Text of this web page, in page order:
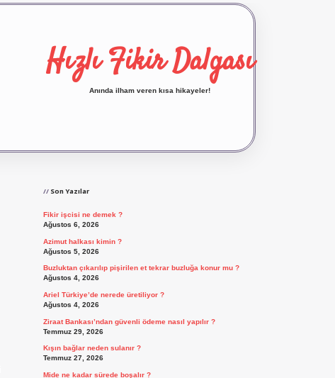
Hızlı Fikir Dalgası
Anında ilham veren kısa hikayeler!
Son Yazılar
Fikir işcisi ne demek ?
Ağustos 6, 2026
Azimut halkası kimin ?
Ağustos 5, 2026
Buzluktan çıkarılıp pişirilen et tekrar buzluğa konur mu ?
Ağustos 4, 2026
Ariel Türkiye’de nerede üretiliyor ?
Ağustos 4, 2026
Ziraat Bankası’ndan güvenli ödeme nasıl yapılır ?
Temmuz 29, 2026
Kışın bağlar neden sulanır ?
Temmuz 27, 2026
Mide ne kadar sürede boşalır ?